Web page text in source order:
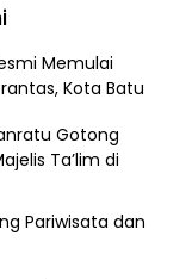
Memulai
Kota Batu
Gotong
Ta’lim di
Pariwisata dan